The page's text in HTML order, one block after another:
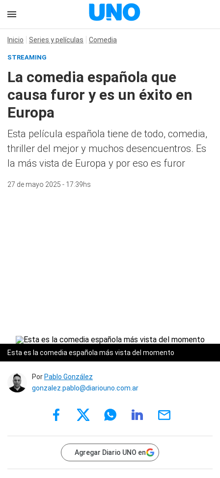
Inicio Series y películas Comedia
STREAMING
La comedia española que
causa furor y es un éxito en
Europa
Esta película española tiene de todo, comedia,
thriller del mejor y muchos desencuentros. Es
la más vista de Europa y por eso es furor
27 de mayo 2025 - 17:39hs
Esta es la comedia española más vista del momento
Por Pablo González
gonzalez.pablo@diariouno.com.ar
Agregar Diario UNO en